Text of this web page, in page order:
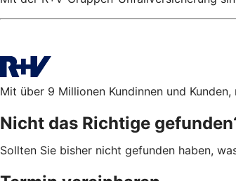
Mit über 9 Millionen Kundinnen und
Nicht das Richtige
Sollten Sie bisher nicht gefunden haben,